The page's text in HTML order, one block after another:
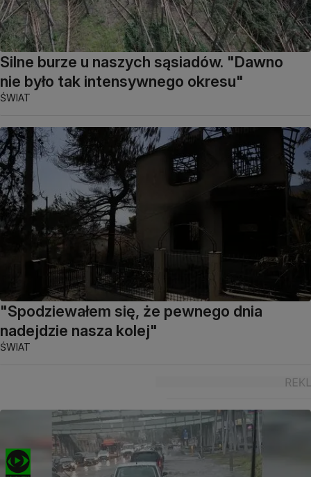
Silne burze u naszych sąsiadów. "Dawno
nie było tak intensywnego okresu"
ŚWIAT
"Spodziewałem się, że pewnego dnia
nadejdzie nasza kolej"
ŚWIAT